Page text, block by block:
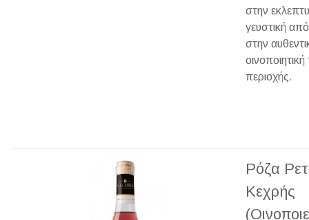
στην
γευστική
στην
περιοχής.
Ρόζα
Κεχρής